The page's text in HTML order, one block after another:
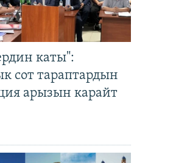
каты":
сот тараптардын
арызын карайт